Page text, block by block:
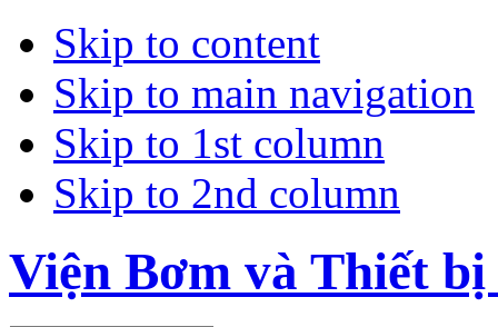
Skip to content
Skip to main navigation
Skip to 1st column
Skip to 2nd column
Viện Bơm và Thiết